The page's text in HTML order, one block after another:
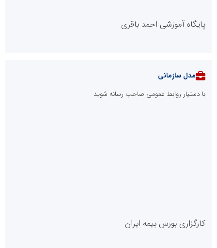
پایگاه آموزشی احمد باقری
مدل سازمانی
با دستیار روابط عمومی صاحب رسانه شوید
کارگزاری بورس بیمه ایران